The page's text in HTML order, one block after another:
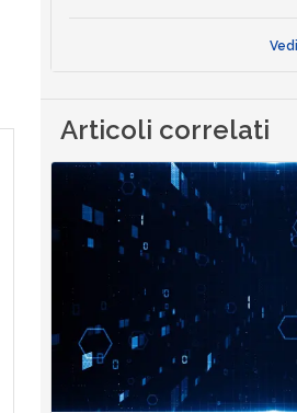
Articoli correlati